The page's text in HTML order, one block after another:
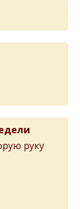
руку